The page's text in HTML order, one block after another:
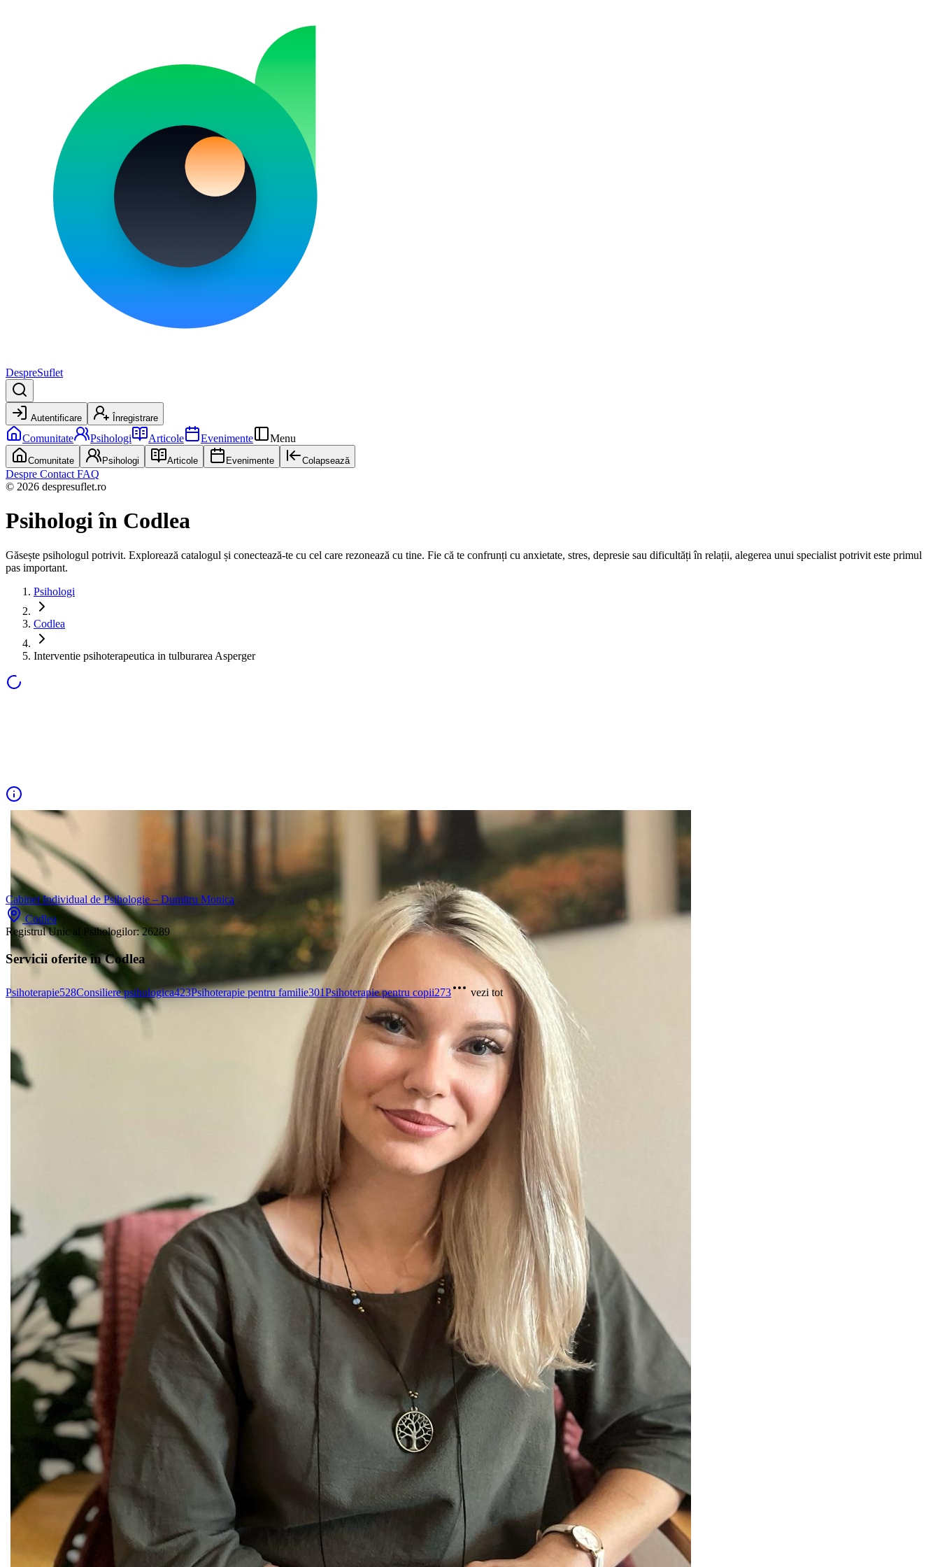
DespreSuflet
Autentificare Înregistrare
Comunitate Psihologi Articole Evenimente Menu
Comunitate Psihologi Articole Evenimente Colapsează
Despre Contact FAQ
© 2026 despresuflet.ro
Psihologiîn Codlea
Găsește psihologul potrivit. Explorează catalogul și conectează-te cu cel care rezonează cu tine. Fie că te confrunți cu anxietate, stres, depresie sau dificultăți în relații, alegerea unui specialist potrivit este primul
pas important.
Psihologi
Codlea
Interventie psihoterapeutica in tulburarea Asperger
Cabinet Individual de Psihologie – Dumitru Monica
Codlea
Registrul Unic al Psihologilor:26289
Servicii oferite în Codlea
Psihoterapie528Consiliere psihologica423Psihoterapie pentru familie301Psihoterapie pentru copii273 vezi tot